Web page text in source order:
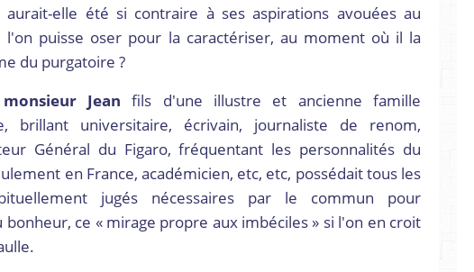
aurait-elle été si contraire à ses aspirations avouées au
l'on puisse oser pour la caractériser, au moment où il la
du purgatoire ?
monsieur Jean fils d'une illustre et ancienne famille
brillant universitaire, écrivain, journaliste de renom,
Général du Figaro, fréquentant les personnalités du
en France, académicien, etc, etc, possédait tous les
jugés nécessaires par le commun pour
bonheur, ce « mirage propre aux imbéciles » si l'on en croit